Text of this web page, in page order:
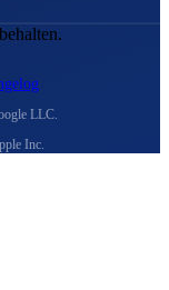
LLC.
Inc.